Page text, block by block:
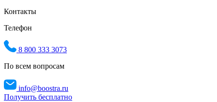
Контакты
Телефон
8 800 333 3073
По всем вопросам
info@boostra.ru
Получить бесплатно